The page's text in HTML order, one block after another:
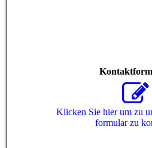
Klicken Sie hier um zu
for­mu­lar zu